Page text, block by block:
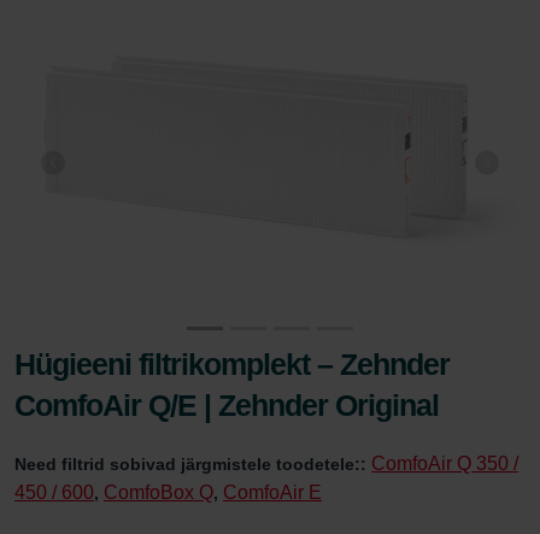
Hügieeni filtrikomplekt – Zehnder
ComfoAir Q/E | Zehnder Original
Need filtrid sobivad järgmistele toodetele:: ComfoAir Q 350 /
450 / 600, ComfoBox Q, ComfoAir E